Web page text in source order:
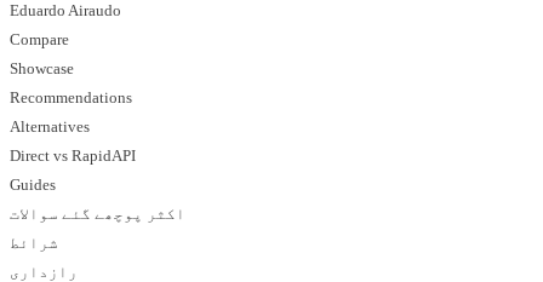
Eduardo Airaudo
Compare
Showcase
Recommendations
Alternatives
Direct vs RapidAPI
Guides
اکثر پوچھے گئے سوالات
شرائط
رازداری